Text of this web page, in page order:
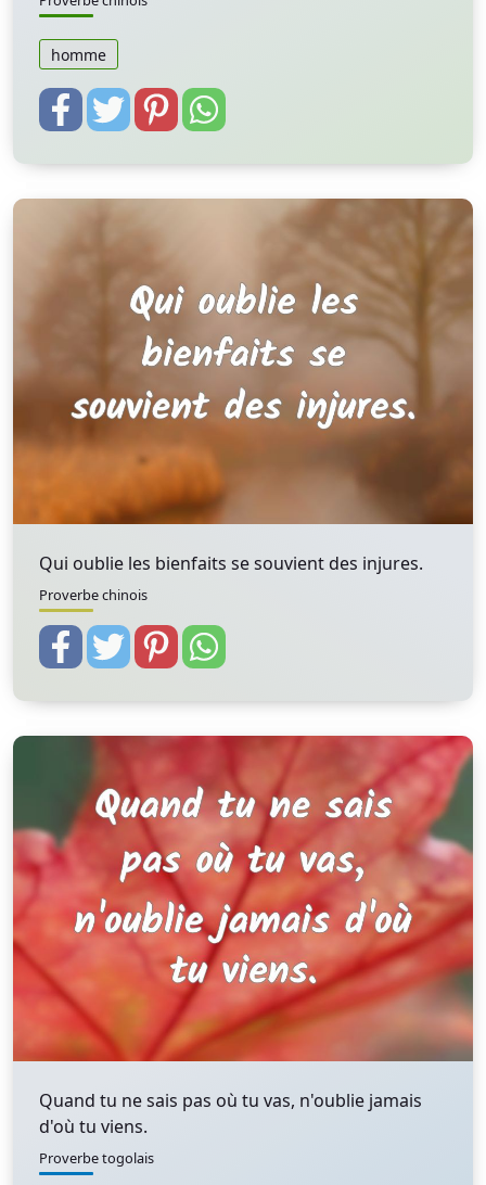
homme
Qui oublie les bienfaits se souvient des injures.
Proverbe chinois
Quand tu ne sais pas où tu vas, n'oublie jamais
d'où tu viens.
Proverbe togolais